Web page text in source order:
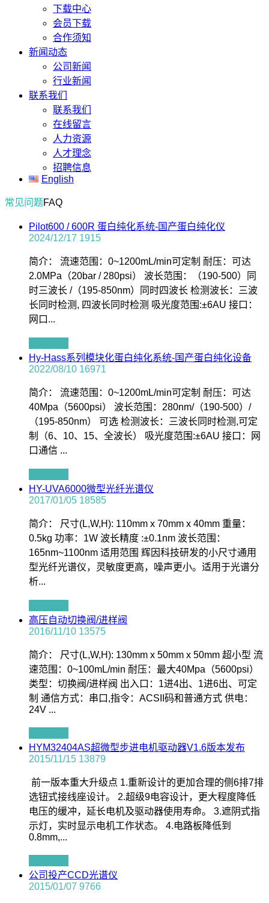
下载中心
会员下载
合作须知
新闻动态
公司新闻
行业新闻
联系我们
联系我们
在线留言
人力资源
人才理念
招聘信息
English
常见问题FAQ
Pilot600 / 600R 蛋白纯化系统-国产蛋白纯化仪
2024/12/17 1915
简介： 流速范围：0~1200mL/min可定制 耐压：可达
2.0MPa（20bar / 280psi） 波长范围：（190-500）同
时三波长 /（195-850nm）同时四波长 检测波长：三波
长同时检测, 四波长同时检测 吸光度范围:±6AU 接口：
网口...
Hy-Hass系列模块化蛋白纯化系统-国产蛋白纯化设备
2022/08/10 16971
简介： 流速范围：0~1200mL/min可定制 耐压：可达
40Mpa（5600psi） 波长范围：280nm/（190-500）/
（195-850nm） 可选 检测波长：三波长同时检测,可定
制（6、10、15、全波长） 吸光度范围:±6AU 接口：网
口通信 ...
HY-UVA6000微型光纤光谱仪
2017/01/05 18585
简介： 尺寸(L,W,H): 110mm x 70mm x 40mm 重量：
0.5kg 功率：1W 波长精度 :±0.1nm 波长范围：
165nm~1100nm 适用范围 辉因科技研发的小尺寸通用
型光纤光谱仪，灵敏度更高，噪声更小。适用于光谱分
析...
高压自动切换阀/进样阀
2016/11/10 13575
简介： 尺寸(L,W,H): 130mm x 50mm x 50mm 超小型 流
速范围：0~100mL/min 耐压：最大40Mpa（5600psi）
类型：切换阀/进样阀 出入口：1进4出、1进6出、可定
制 通信方式：串口,指令：ACSII码和普通方式 供电：
24V ...
HYM32404AS超微型步进电机驱动器V1.6版本发布
2015/11/15 13879
前一版本重大升级点 1.重新设计的更加合理的侧6排7排
选钮式接线座设计。 2.超级9电容设计，更大程度降低
电压的缓冲，延长电机及驱动器使用寿命。 3.遮阴式指
示灯，实时显示电机工作状态。 4.电路板降低到
0.8mm,...
公司投产CCD光谱仪
2015/01/07 9766